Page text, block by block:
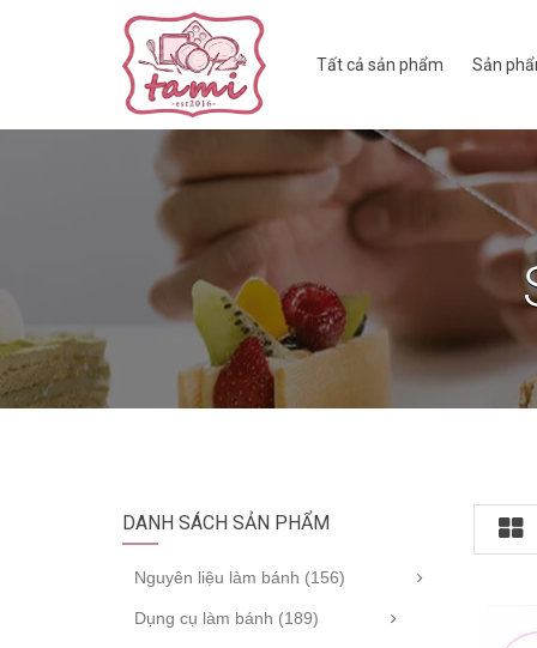
Tất cả sản phẩm Sản
DANH SÁCH SẢN PHẨM
Nguyên liệu làm bánh (156)
Dụng cụ làm bánh (189)